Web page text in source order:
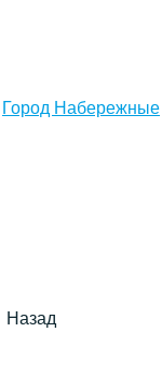
Город Набережные
Назад